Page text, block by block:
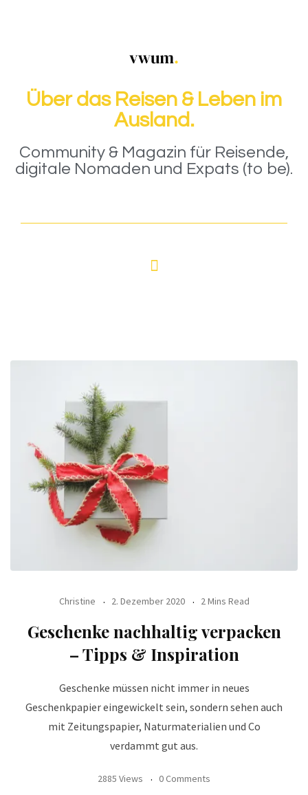
Über das Reisen & Leben im
Ausland.
Community & Magazin für Reisende,
digitale Nomaden und Expats (to be).
Christine 2. Dezember 2020 2 Mins Read
Geschenke nachhaltig verpacken
– Tipps & Inspiration
Geschenke müssen nicht immer in neues
Geschenkpapier eingewickelt sein, sondern sehen auch
mit Zeitungspapier, Naturmaterialien und Co
verdammt gut aus.
2885 Views 0 Comments